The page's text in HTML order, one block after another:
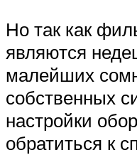
Но так как
являются
малейших
собственных
настройки
обратиться к